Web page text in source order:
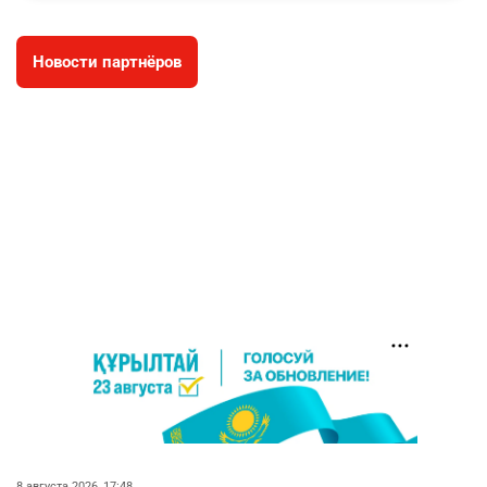
🐏 Скота больше, а мясо дороже. Почему в
Казахстане продолжают расти цены на
2797 2
🇫🇷 Клуб ПСЖ объявил об открытии своей
футбольной академии в Астане
Новости партнёров